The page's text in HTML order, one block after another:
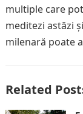
multiple care
meditezi astăzi
milenară poate
Related